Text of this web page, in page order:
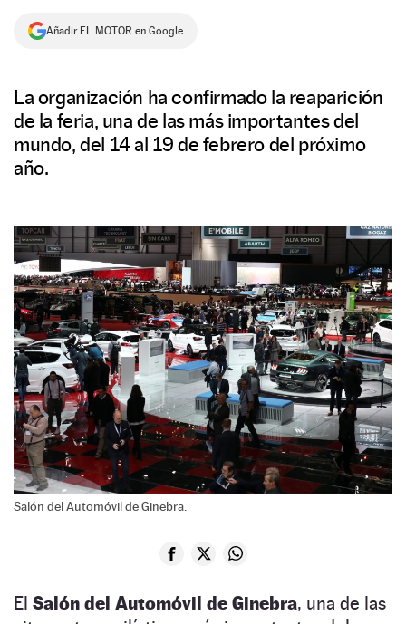
NEWSLETTER
Añadir EL MOTOR en Google
La organización ha confirmado la reaparición
de la feria, una de las más importantes del
mundo, del 14 al 19 de febrero del próximo
año.
Salón del Automóvil de Ginebra.
El Salón del Automóvil de Ginebra, una de las